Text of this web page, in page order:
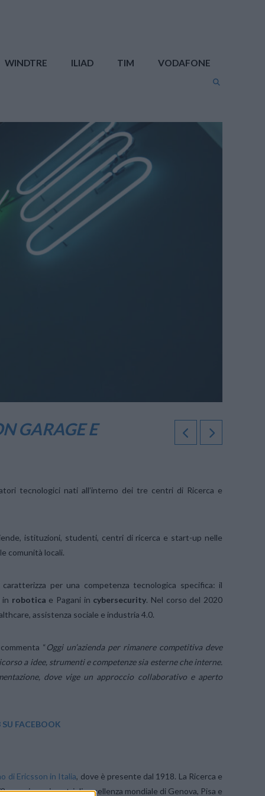
WINDTRE ILIAD TIM VODAFONE
GARAGE E
tecnologici nati all’interno dei tre centri di Ricerca e
istituzioni, studenti, centri di ricerca e start-up nelle
comunità locali.
per una competenza tecnologica specifica: il
in robotica e Pagani in cybersecurity. Nel corso del 2020
assistenza sociale e industria 4.0.
“ Oggi un’azienda per rimanere competitiva deve
a idee, strumenti e competenze sia esterne che interne.
dove vige un approccio collaborativo e aperto
FACEBOOK
di Ericsson in Italia, dove è presente dal 1918. La Ricerca e
oggi, con i centri di eccellenza mondiale di Genova, Pisa e